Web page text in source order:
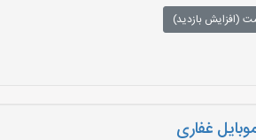
(افزایش بازدید)
غفاری